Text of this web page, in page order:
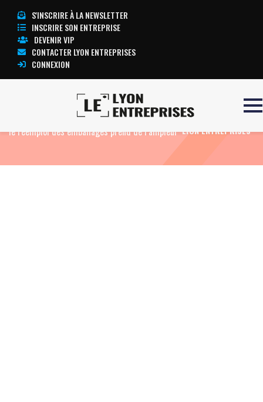
S'INSCRIRE À LA NEWSLETTER
INSCRIRE SON ENTREPRISE
DEVENIR VIP
CONTACTER LYON ENTREPRISES
CONNEXION
En Auvergne-Rhône-Alpes,
le réemploi des emballages prend de l’ampleur
TOUTE L’ACTUALITÉ
LYON ENTREPRISES